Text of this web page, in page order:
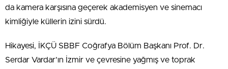
da kamera karşısına geçerek akademisyen ve sinemacı
kimliğiyle küllerin izini sürdü.
Hikayesi, İKÇÜ SBBF Coğrafya Bölüm Başkanı Prof. Dr.
Serdar Vardar’ın İzmir ve çevresine yağmış ve toprak